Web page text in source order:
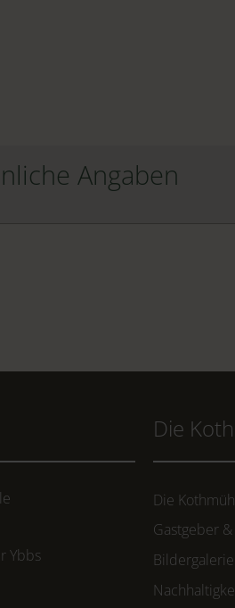
Angaben
Ybbs
Die
Die
Gastgeber
Bildergalerie